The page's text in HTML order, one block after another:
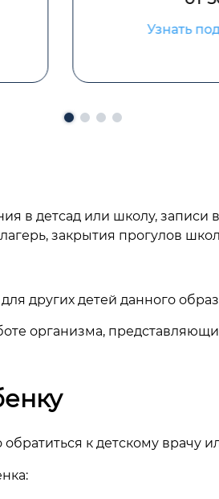
Узнать подробнее
в детсад или школу,
закрытия прогулов
других детей данного
организма,
к детскому врачу